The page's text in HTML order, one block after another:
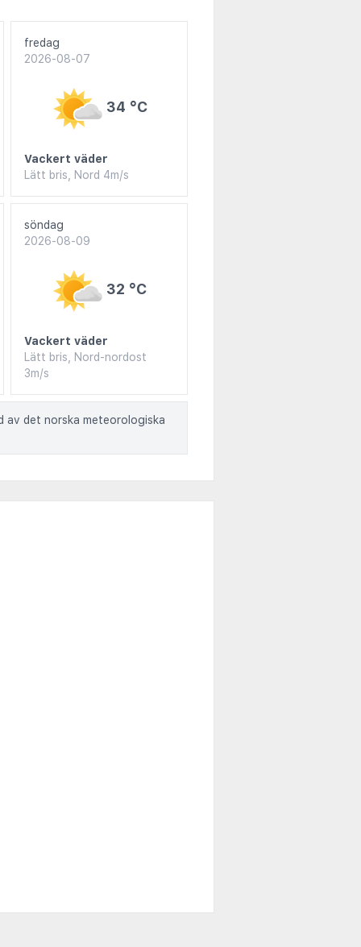
fredag
2026-08-07
34 °C
Vackert väder
Lätt bris, Nord 4m/s
söndag
2026-08-09
32 °C
Vackert väder
Lätt bris, Nord-nordost
3m/s
av det norska meteorologiska